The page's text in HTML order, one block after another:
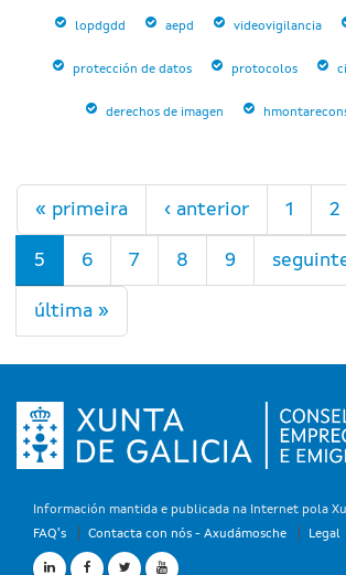
lopdgdd aepd videovigilancia
protección de datos protocolos
derechos de imagen
Páxinas
« primeira ‹ anterior 1 2
5 6 7 8 9
última »
Información mantida e publicada na Internet pola
FAQ's
Contacta con nós - Axudámosche Legal